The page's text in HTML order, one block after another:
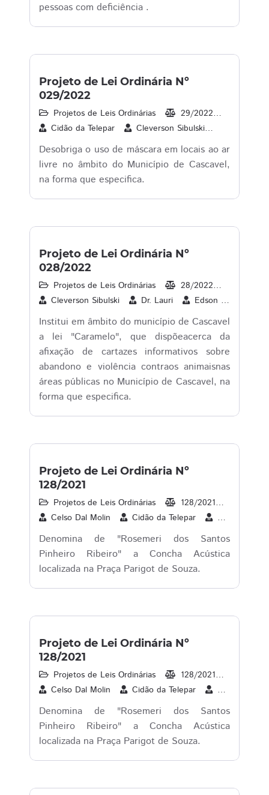
pessoas com deficiência .
Projeto de Lei Ordinária Nº
029/2022
Projetos de Leis Ordinárias 29/2022
Cidão da Telepar
Cleverson Sibulski
Desobriga o uso de máscara em locais ao ar
livre no âmbito do Município de Cascavel,
na forma que especifica.
Projeto de Lei Ordinária Nº
028/2022
Projetos de Leis Ordinárias 28/2022
Cleverson Sibulski
Dr. Lauri Edson Souza
Institui em âmbito do município de Cascavel
a lei "Caramelo", que dispõeacerca da
afixação de cartazes informativos sobre
abandono e violência contraos animaisnas
áreas públicas no Município de Cascavel, na
forma que especifica.
Projeto de Lei Ordinária Nº
128/2021
Projetos de Leis Ordinárias 128/2021
Celso Dal Molin
Cidão da Telepar Cleverson
Denomina de "Rosemeri dos Santos
Pinheiro Ribeiro" a Concha Acústica
localizada na Praça Parigot de Souza.
Projeto de Lei Ordinária Nº
128/2021
Projetos de Leis Ordinárias 128/2021
Celso Dal Molin
Cidão da Telepar Cleverson
Denomina de "Rosemeri dos Santos
Pinheiro Ribeiro" a Concha Acústica
localizada na Praça Parigot de Souza.